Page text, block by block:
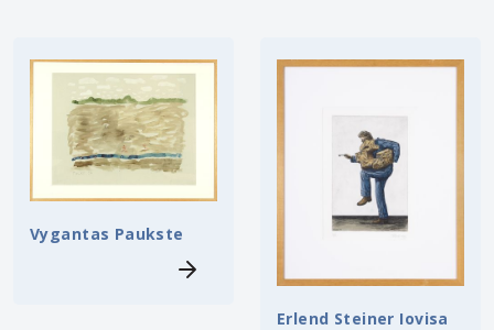
Vygantas Paukste
Erlend Steiner Iovisa